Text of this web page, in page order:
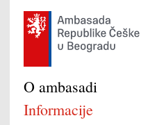
O ambasadi
Informacije